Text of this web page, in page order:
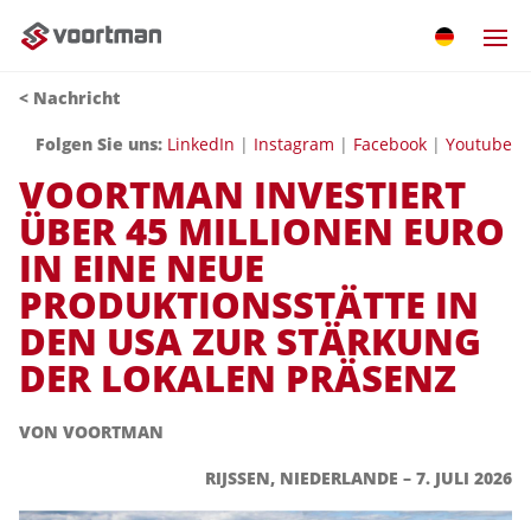
< Nachricht
Folgen Sie uns: LinkedIn | Instagram | Facebook | Youtube
VOORTMAN INVESTIERT
ÜBER 45 MILLIONEN EURO
IN EINE NEUE
PRODUKTIONSSTÄTTE IN
DEN USA ZUR STÄRKUNG
DER LOKALEN PRÄSENZ
VON VOORTMAN
RIJSSEN, NIEDERLANDE – 7. JULI 2026